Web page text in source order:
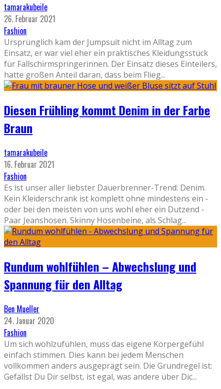
tamarakubeile
26. Februar 2021
Fashion
Ursprünglich kam der Jumpsuit nicht im Alltag zum
Einsatz, er war viel eher ein praktisches Kleidungsstück
für Fallschirmspringerinnen. Der Einsatz dieses Einteilers,
hatte großen Anteil daran, dass beim Flieg...
Diesen Frühling kommt Denim in der Farbe
Braun
tamarakubeile
16. Februar 2021
Fashion
Es ist unser aller liebster Dauerbrenner-Trend: Denim.
Kein Kleiderschrank ist komplett ohne mindestens ein -
oder bei den meisten von uns wohl eher ein Dutzend -
Paar Jeanshosen. Skinny Hosenbeine, als Schlag...
Rundum wohlfühlen – Abwechslung und
Spannung für den Alltag
Ben Mueller
24. Januar 2020
Fashion
Um sich wohlzufühlen, muss das eigene Körpergefühl
einfach stimmen. Dies kann bei jedem Menschen
vollkommen anders ausgeprägt sein. Die Grundregel ist:
Gefällst Du Dir selbst, ist egal, was andere über Dic...